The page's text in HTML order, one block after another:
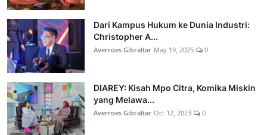
Dari Kampus Hukum ke Dunia Industri:
Christopher A...
Averroes Gibraltar May 19, 2025 0
DIAREY: Kisah Mpo Citra, Komika Miskin
yang Melawa...
Averroes Gibraltar Oct 12, 2023 0